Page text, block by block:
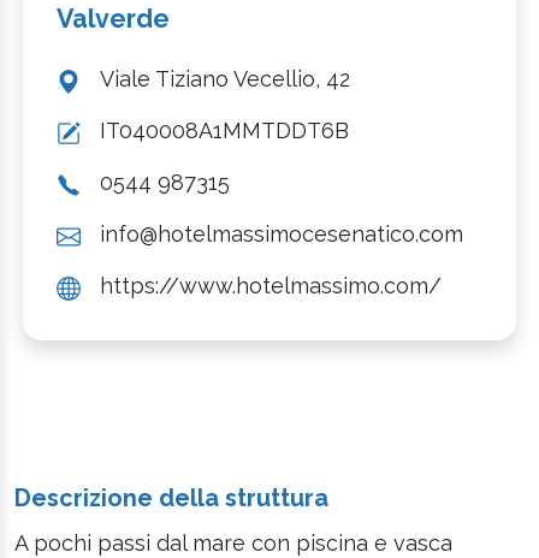
Valverde
Viale Tiziano Vecellio, 42
IT040008A1MMTDDT6B
0544 987315
info@hotelmassimocesenatico.com
https://www.hotelmassimo.com/
Descrizione della struttura
A pochi passi dal mare con piscina e vasca